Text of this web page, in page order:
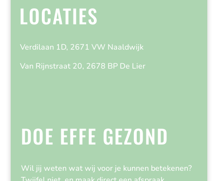
LOCATIES
Verdilaan 1D, 2671 VW Naaldwijk
Van Rijnstraat 20, 2678 BP De Lier
DOE EFFE GEZOND
Wil jij weten wat wij voor je kunnen betekenen?